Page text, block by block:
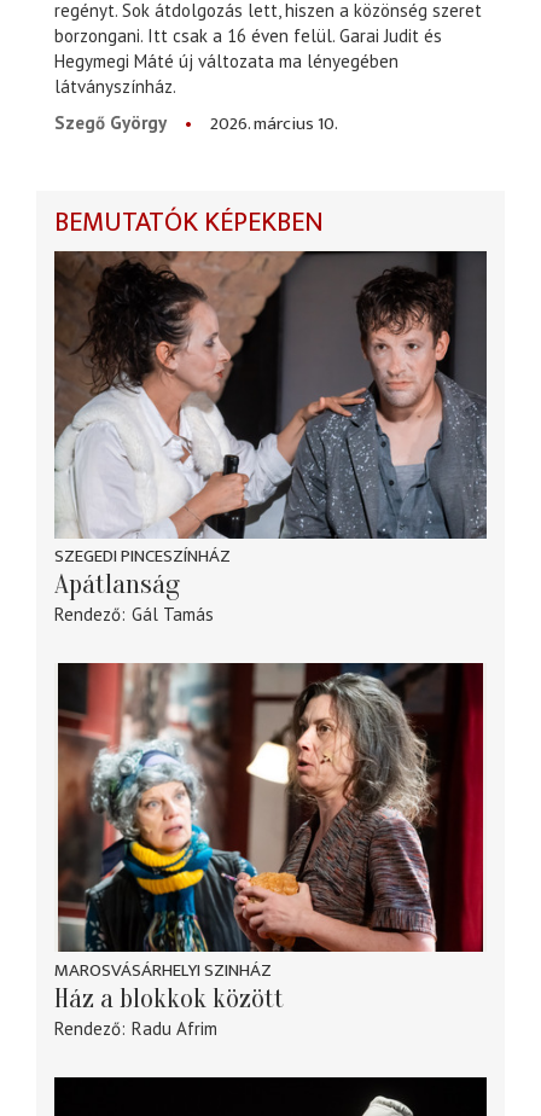
regényt. Sok átdolgozás lett, hiszen a közönség szeret
borzongani. Itt csak a 16 éven felül. Garai Judit és
Hegymegi Máté új változata ma lényegében
látványszínház.
Szegő György
2026. március 10.
BEMUTATÓK KÉPEKBEN
SZEGEDI PINCESZÍNHÁZ
Apátlanság
Rendező Gál Tamás
MAROSVÁSÁRHELYI SZINHÁZ
Ház a blokkok között
Rendező Radu Afrim